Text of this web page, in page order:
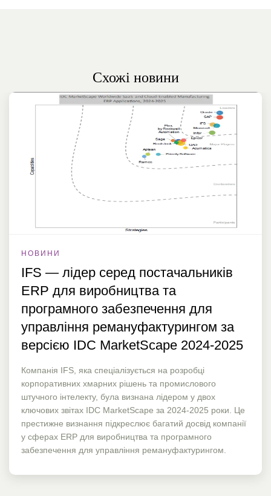
Схожі новини
НОВИНИ
IFS — лідер серед постачальників
ERP для виробництва та
програмного забезпечення для
управління ремануфактурингом за
версією IDC MarketScape 2024-2025
Компанія IFS, яка спеціалізується на розробці
корпоративних хмарних рішень та промислового
штучного інтелекту, була визнана лідером у двох
ключових звітах IDC MarketScape за 2024-2025 роки. Це
престижне визнання підкреслює багатий досвід компанії
у сферах ERP для виробництва та програмного
забезпечення для управління ремануфактурингом.